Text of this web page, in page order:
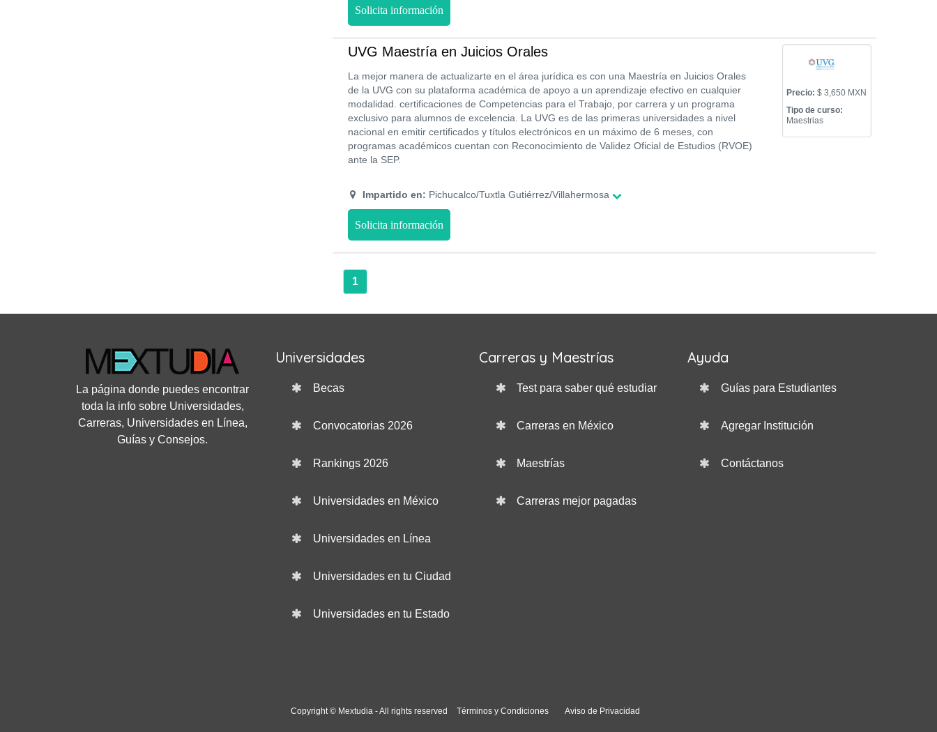
Solicita información
UVG Maestría en Juicios Orales
La mejor manera de actualizarte en el área jurídica es con una Maestría en Juicios Orales
de la UVG con su plataforma académica de apoyo a un aprendizaje efectivo en cualquier
modalidad. certificaciones de Competencias para el Trabajo, por carrera y un programa
exclusivo para alumnos de excelencia. La UVG es de las primeras universidades a nivel
nacional en emitir certificados y títulos electrónicos en un máximo de 6 meses, con
programas académicos cuentan con Reconocimiento de Validez Oficial de Estudios (RVOE)
ante la SEP.
Impartido en: Pichucalco/Tuxtla Gutiérrez/Villahermosa
Precio: $ 3,650 MXN
Tipo de curso:
Maestrias
Solicita información
1
La página donde puedes encontrar
toda la info sobre Universidades,
Carreras, Universidades en Línea,
Guías y Consejos.
Universidades
Becas
Convocatorias 2026
Rankings 2026
Universidades en México
Universidades en Línea
Universidades en tu Ciudad
Universidades en tu Estado
Carreras y Maestrías
Test para saber qué estudiar
Carreras en México
Maestrías
Carreras mejor pagadas
Ayuda
Guías para Estudiantes
Agregar Institución
Contáctanos
Copyright © Mextudia - All rights reserved Términos y Condiciones Aviso de Privacidad